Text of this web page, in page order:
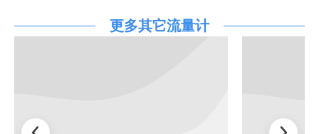
更多其它流量计